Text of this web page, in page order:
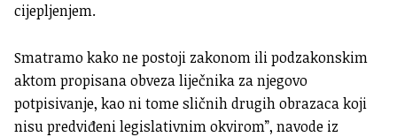
cijepljenjem.
Smatramo kako ne postoji zakonom ili podzakonskim
aktom propisana obveza liječnika za njegovo
potpisivanje, kao ni tome sličnih drugih obrazaca koji
nisu predviđeni legislativnim okvirom”, navode iz